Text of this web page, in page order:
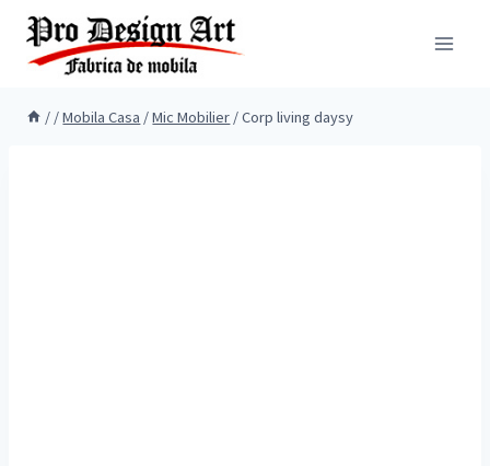
Skip
content
/ /Mobila Casa /Mic Mobilier /Corp living daysy